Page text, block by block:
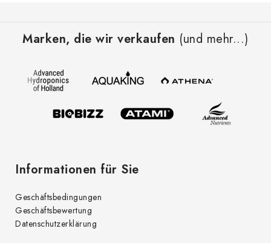
Marken, die wir verkaufen (und mehr...)
Informationen für Sie
Geschäftsbedingungen
Geschäftsbewertung
Datenschutzerklärung